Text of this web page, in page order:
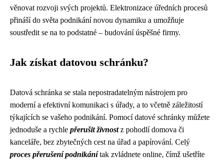
věnovat rozvoji svých projektů. Elektronizace úředních procesů
přináší do světa podnikání novou dynamiku a umožňuje
soustředit se na to podstatné – budování úspěšné firmy.
Jak získat datovou schránku?
Datová schránka se stala nepostradatelným nástrojem pro
moderní a efektivní komunikaci s úřady, a to včetně záležitostí
týkajících se vašeho podnikání. Pomocí datové schránky můžete
jednoduše a rychle přerušit živnostz pohodlí domova či
kanceláře, bez zbytečných cest na úřad a papírování. Celý
proces přerušení podnikánítak zvládnete online, čímž ušetříte